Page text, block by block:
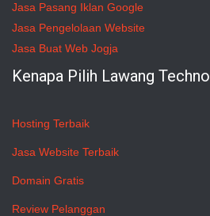
Jasa Pasang Iklan Google
Jasa Pengelolaan Website
Jasa Buat Web Jogja
Kenapa Pilih Lawang Techno
Hosting Terbaik
Jasa Website Terbaik
Domain Gratis
Review Pelanggan